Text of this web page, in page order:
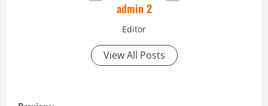
admin 2
Editor
View All Posts